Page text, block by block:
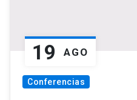
19 AGO
Conferencias